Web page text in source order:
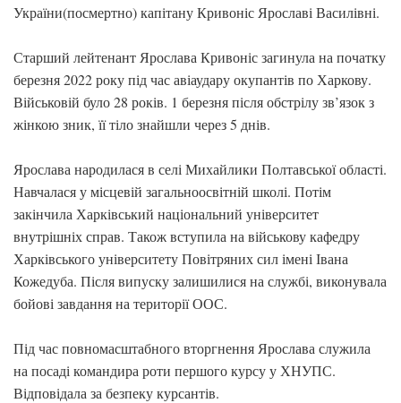
України(посмертно) капітану Кривоніс Ярославі Василівні.
Старший лейтенант Ярослава Кривоніс загинула на початку
березня 2022 року під час авіаудару окупантів по Харкову.
Військовій було 28 років. 1 березня після обстрілу зв’язок з
жінкою зник, її тіло знайшли через 5 днів.
Ярослава народилася в селі Михайлики Полтавської області.
Навчалася у місцевій загальноосвітній школі. Потім
закінчила Харківський національний університет
внутрішніх справ. Також вступила на військову кафедру
Харківського університету Повітряних сил імені Івана
Кожедуба. Після випуску залишилися на службі, виконувала
бойові завдання на території ООС.
Під час повномасштабного вторгнення Ярослава служила
на посаді командира роти першого курсу у ХНУПС.
Відповідала за безпеку курсантів.